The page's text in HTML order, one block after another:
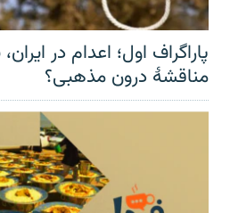
پاراگراف اول؛ اعدام در
مناقشهٔ درون مذهبی؟